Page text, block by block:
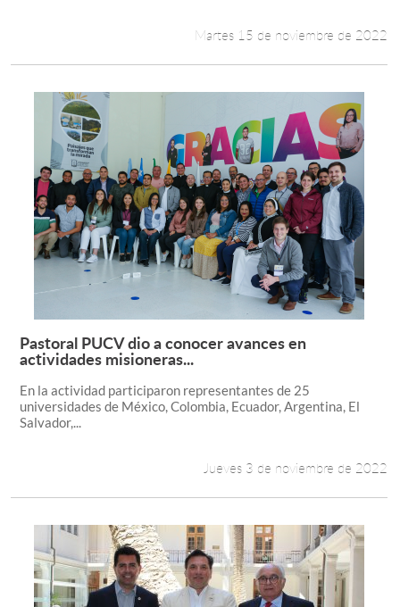
Alumni
English
Martes 15 de noviembre de 2022
Leer más +
Pastoral PUCV dio a conocer avances en
actividades misioneras...
En la actividad participaron representantes de 25
universidades de México, Colombia, Ecuador, Argentina, El
Salvador,...
Jueves 3 de noviembre de 2022